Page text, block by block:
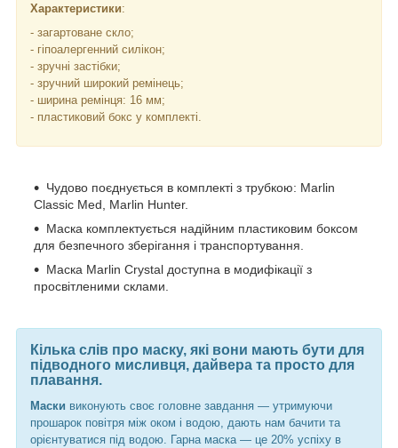
Характеристики:
- загартоване скло;
- гіпоалергенний силікон;
- зручні застібки;
- зручний широкий ремінець;
- ширина ремінця: 16 мм;
- пластиковий бокс у комплекті.
Чудово поєднується в комплекті з трубкою: Marlin
Classic Med, Marlin Hunter.
Маска комплектується надійним пластиковим боксом
для безпечного зберігання і транспортування.
Маска Marlin Crystal доступна в модифікації з
просвітленими склами.
Кілька слів про маску, які вони мають бути для
підводного мисливця, дайвера та просто для
плавання.
Маски виконують своє головне завдання — утримуючи
прошарок повітря між оком і водою, дають нам бачити та
орієнтуватися під водою. Гарна маска — це 20% успіху в